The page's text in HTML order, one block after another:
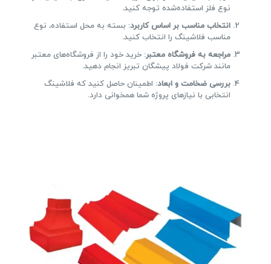
نوع فلز استفاده‌شده توجه کنید.
انتخاب مناسب بر اساس کاربرد: بسته به محل استفاده، نوع
مناسب فلاشینگ را انتخاب کنید.
مراجعه به فروشگاه معتبر: خرید خود را از فروشگاه‌های معتبر
مانند شرکت فولاد پیشگان تبریز انجام دهید.
بررسی ضخامت و ابعاد: اطمینان حاصل کنید که فلاشینگ
انتخابی با نیازهای پروژه شما همخوانی دارد.